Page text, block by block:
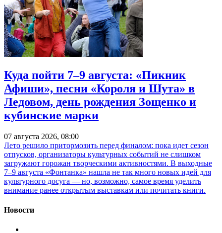
Куда пойти 7–9 августа: «Пикник
Афиши», песни «Короля и Шута» в
Ледовом, день рождения Зощенко и
кубинские марки
07 августа 2026, 08:00
Лето решило притормозить перед финалом: пока идет сезон
отпусков, организаторы культурных событий не слишком
загружают горожан творческими активностями. В выходные
7–9 августа «Фонтанка» нашла не так много новых идей для
культурного досуга — но, возможно, самое время уделить
внимание ранее открытым выставкам или почитать книги.
Новости